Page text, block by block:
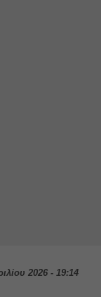
2026 - 19:14